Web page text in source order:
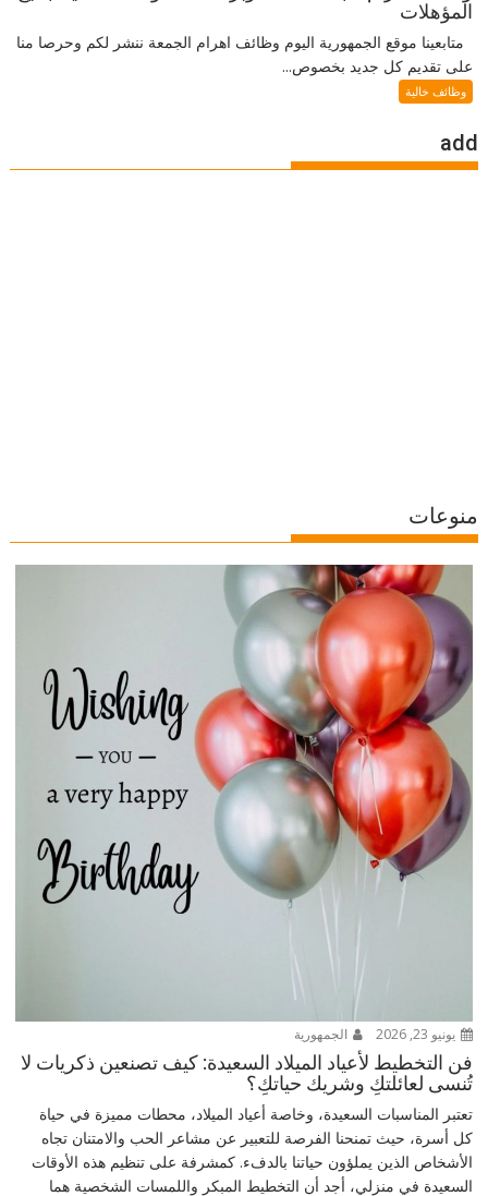
المؤهلات
متابعينا موقع الجمهورية اليوم وظائف اهرام الجمعة ننشر لكم وحرصا منا
على تقديم كل جديد بخصوص...
وظائف خالية
add
منوعات
يونيو 23, 2026 الجمهورية
فن التخطيط لأعياد الميلاد السعيدة: كيف تصنعين ذكريات لا
تُنسى لعائلتكِ وشريك حياتكِ؟
تعتبر المناسبات السعيدة، وخاصة أعياد الميلاد، محطات مميزة في حياة
كل أسرة، حيث تمنحنا الفرصة للتعبير عن مشاعر الحب والامتنان تجاه
الأشخاص الذين يملؤون حياتنا بالدفء. كمشرفة على تنظيم هذه الأوقات
السعيدة في منزلي، أجد أن التخطيط المبكر واللمسات الشخصية هما